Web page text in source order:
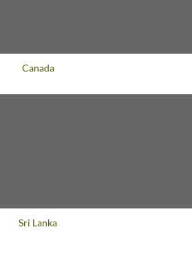
Voyage
Canada
Voyage
Sri Lanka